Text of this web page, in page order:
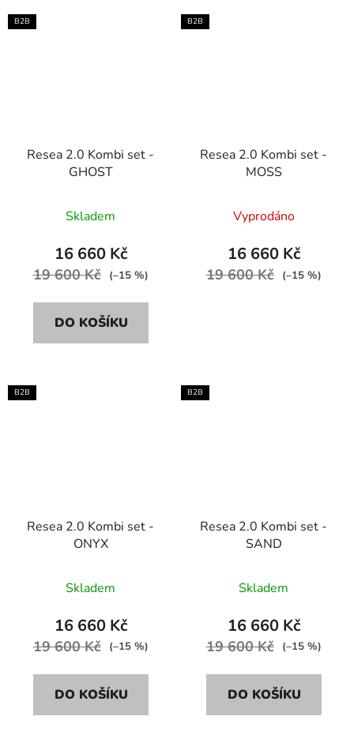
B2B
Resea 2.0 Kombi set -
GHOST
Skladem
16 660 Kč
19 600 Kč (–15 %)
DO KOŠÍKU
B2B
Resea 2.0 Kombi set -
MOSS
Vyprodáno
16 660 Kč
19 600 Kč (–15 %)
B2B
Resea 2.0 Kombi set -
ONYX
Skladem
16 660 Kč
19 600 Kč (–15 %)
DO KOŠÍKU
B2B
Resea 2.0 Kombi set -
SAND
Skladem
16 660 Kč
19 600 Kč (–15 %)
DO KOŠÍKU